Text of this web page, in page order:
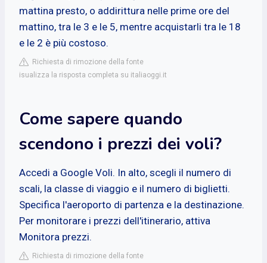
mattina presto, o addirittura nelle prime ore del
mattino, tra le 3 e le 5, mentre acquistarli tra le 18
e le 2 è più costoso.
Richiesta di rimozione della fonte
isualizza la risposta completa su italiaoggi.it
Come sapere quando
scendono i prezzi dei voli?
Accedi a Google Voli. In alto, scegli il numero di
scali, la classe di viaggio e il numero di biglietti.
Specifica l'aeroporto di partenza e la destinazione.
Per monitorare i prezzi dell'itinerario, attiva
Monitora prezzi.
Richiesta di rimozione della fonte